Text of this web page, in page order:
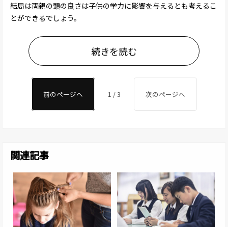
結局は両親の頭の良さは子供の学力に影響を与えるとも考えるこ
とができるでしょう。
続きを読む
前のページへ 1 / 3 次のページへ
関連記事